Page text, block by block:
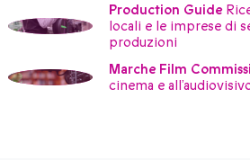
Production Guide
locali e le imprese di
produzioni
Marche Film
cinema e